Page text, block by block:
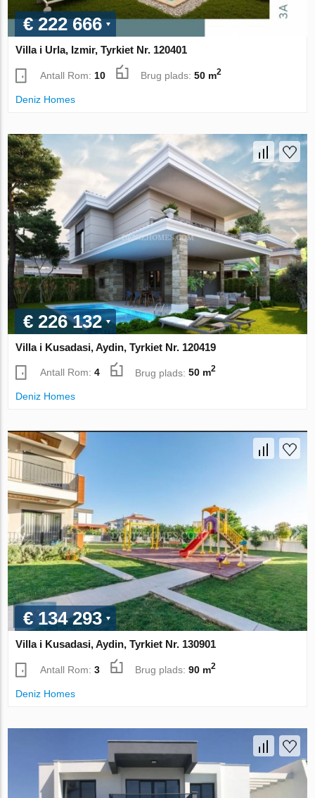
€ 222 666
Villa i Urla, Izmir, Tyrkiet Nr. 120401
Antall Rom: 10 Brug plads:50 m2
Deniz Homes
€ 226 132
Villa i Kusadasi, Aydin, Tyrkiet Nr. 120419
Antall Rom:4 Brug plads:50 m2
Deniz Homes
€ 134 293
Villa i Kusadasi, Aydin, Tyrkiet Nr. 130901
Antall Rom:3 Brug plads:90 m2
Deniz Homes